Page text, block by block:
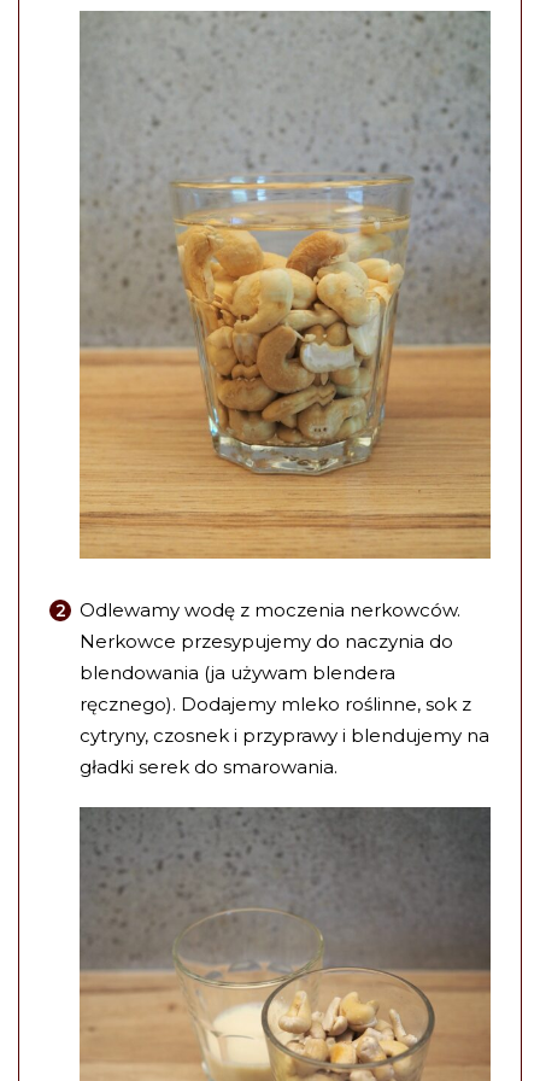
Odlewamy wodę z moczenia nerkowców.
Nerkowce przesypujemy do naczynia do
blendowania (ja używam blendera
ręcznego). Dodajemy mleko roślinne, sok z
cytryny, czosnek i przyprawy i blendujemy na
gładki serek do smarowania.